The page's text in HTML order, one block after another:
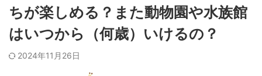
ちが楽しめる？また動物園や水族館
はいつから（何歳）いけるの？
2024年11月26日